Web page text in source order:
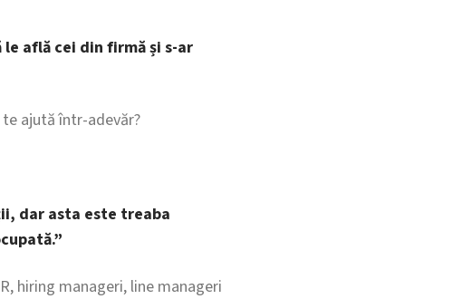
află cei din firmă și s-ar
ajută într-adevăr?
dar asta este treaba
hiring manageri, line manageri